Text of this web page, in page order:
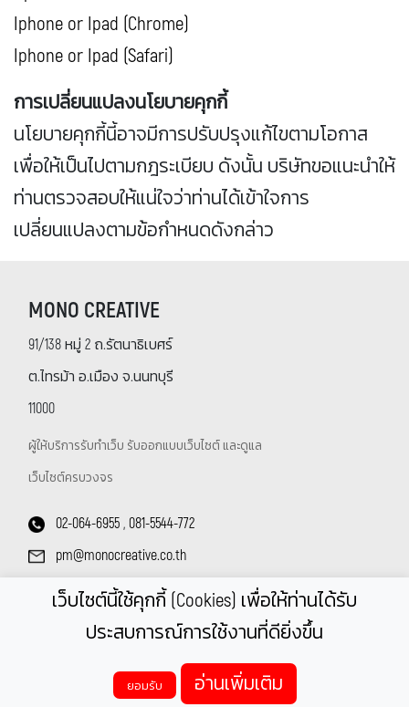
เว็บไซต์นี้ใช้คุกกี้ (Cookies) เพื่อให้ท่านได้รับ
ประสบการณ์การใช้งานที่ดียิ่งขึ้น
ยอมรับ อ่านเพิ่มเติม
Iphone or Ipad (Chrome)
Iphone or Ipad (Safari)
การเปลี่ยนแปลงนโยบายคุกกี้
นโยบายคุกกี้นี้อาจมีการปรับปรุงแก้ไขตามโอกาส
เพื่อให้เป็นไปตามกฎระเบียบ ดังนั้น บริษัทขอแนะนำให้
ท่านตรวจสอบให้แน่ใจว่าท่านได้เข้าใจการ
เปลี่ยนแปลงตามข้อกำหนดดังกล่าว
MONO CREATIVE
91/138 หมู่ 2 ถ.รัตนาธิเบศร์
ต.ไทรม้า อ.เมือง จ.นนทบุรี
11000
ผู้ให้บริการรับทำเว็บ รับออกแบบเว็บไซต์ และดูแล
เว็บไซต์ครบวงจร
02-064-6955 , 081-5544-772
pm@monocreative.co.th
@monocreative
หรือกด
Monocreative.Co.,Ltd.All Rights Reserved.